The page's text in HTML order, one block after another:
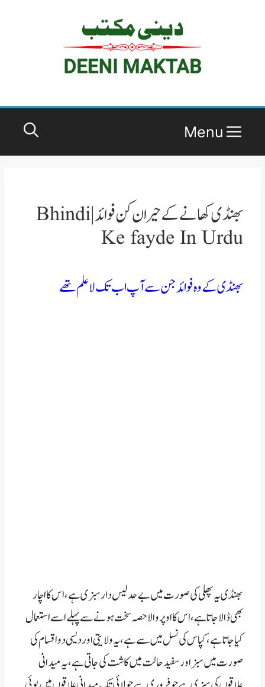
Menu
بھنڈی کھانے کے حیران کن فوائد | Bhindi
Ke fayde In Urdu
بھنڈی کے وہ فوائد جن سے آپ اب تک لاعلم تھے
بھنڈی یہ پھلی کی صورت میں بے حد لیس دار سبزی ہے،اس کا اچار
بھی ڈالا جاتا ہے،اس کا اوپر والا حصہ سخت ہونے سے پہلے اسے استعمال
کیا جاتا ہے،کپاس کی نسل میں سے ہے،یہ ولایتی اور دیسی دو اقسام کی
صورت میں سبز اور سفید حالت میں کاشت کی جاتی ہے، یہ میدانی